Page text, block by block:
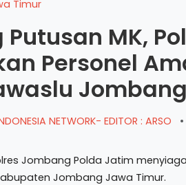
Timur
MK,
Personel
Jombang
NETWORK- EDITOR : ARSO •
Jombang Polda Jatim
Jombang Jawa Timur.